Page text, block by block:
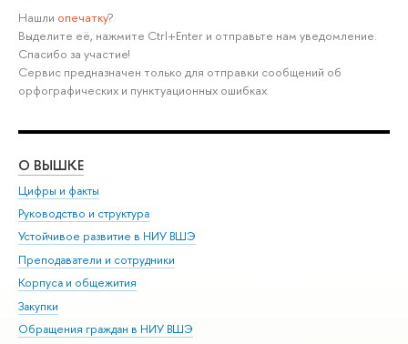
Нашли опечатку?
Выделите её, нажмите Ctrl+Enter и отправьте нам уведомление.
Спасибо за участие!
Сервис предназначен только для отправки сообщений об
орфографических и пунктуационных ошибках.
О ВЫШКЕ
Цифры и факты
Руководство и структура
Устойчивое развитие в НИУ ВШЭ
Преподаватели и сотрудники
Корпуса и общежития
Закупки
Обращения граждан в НИУ ВШЭ